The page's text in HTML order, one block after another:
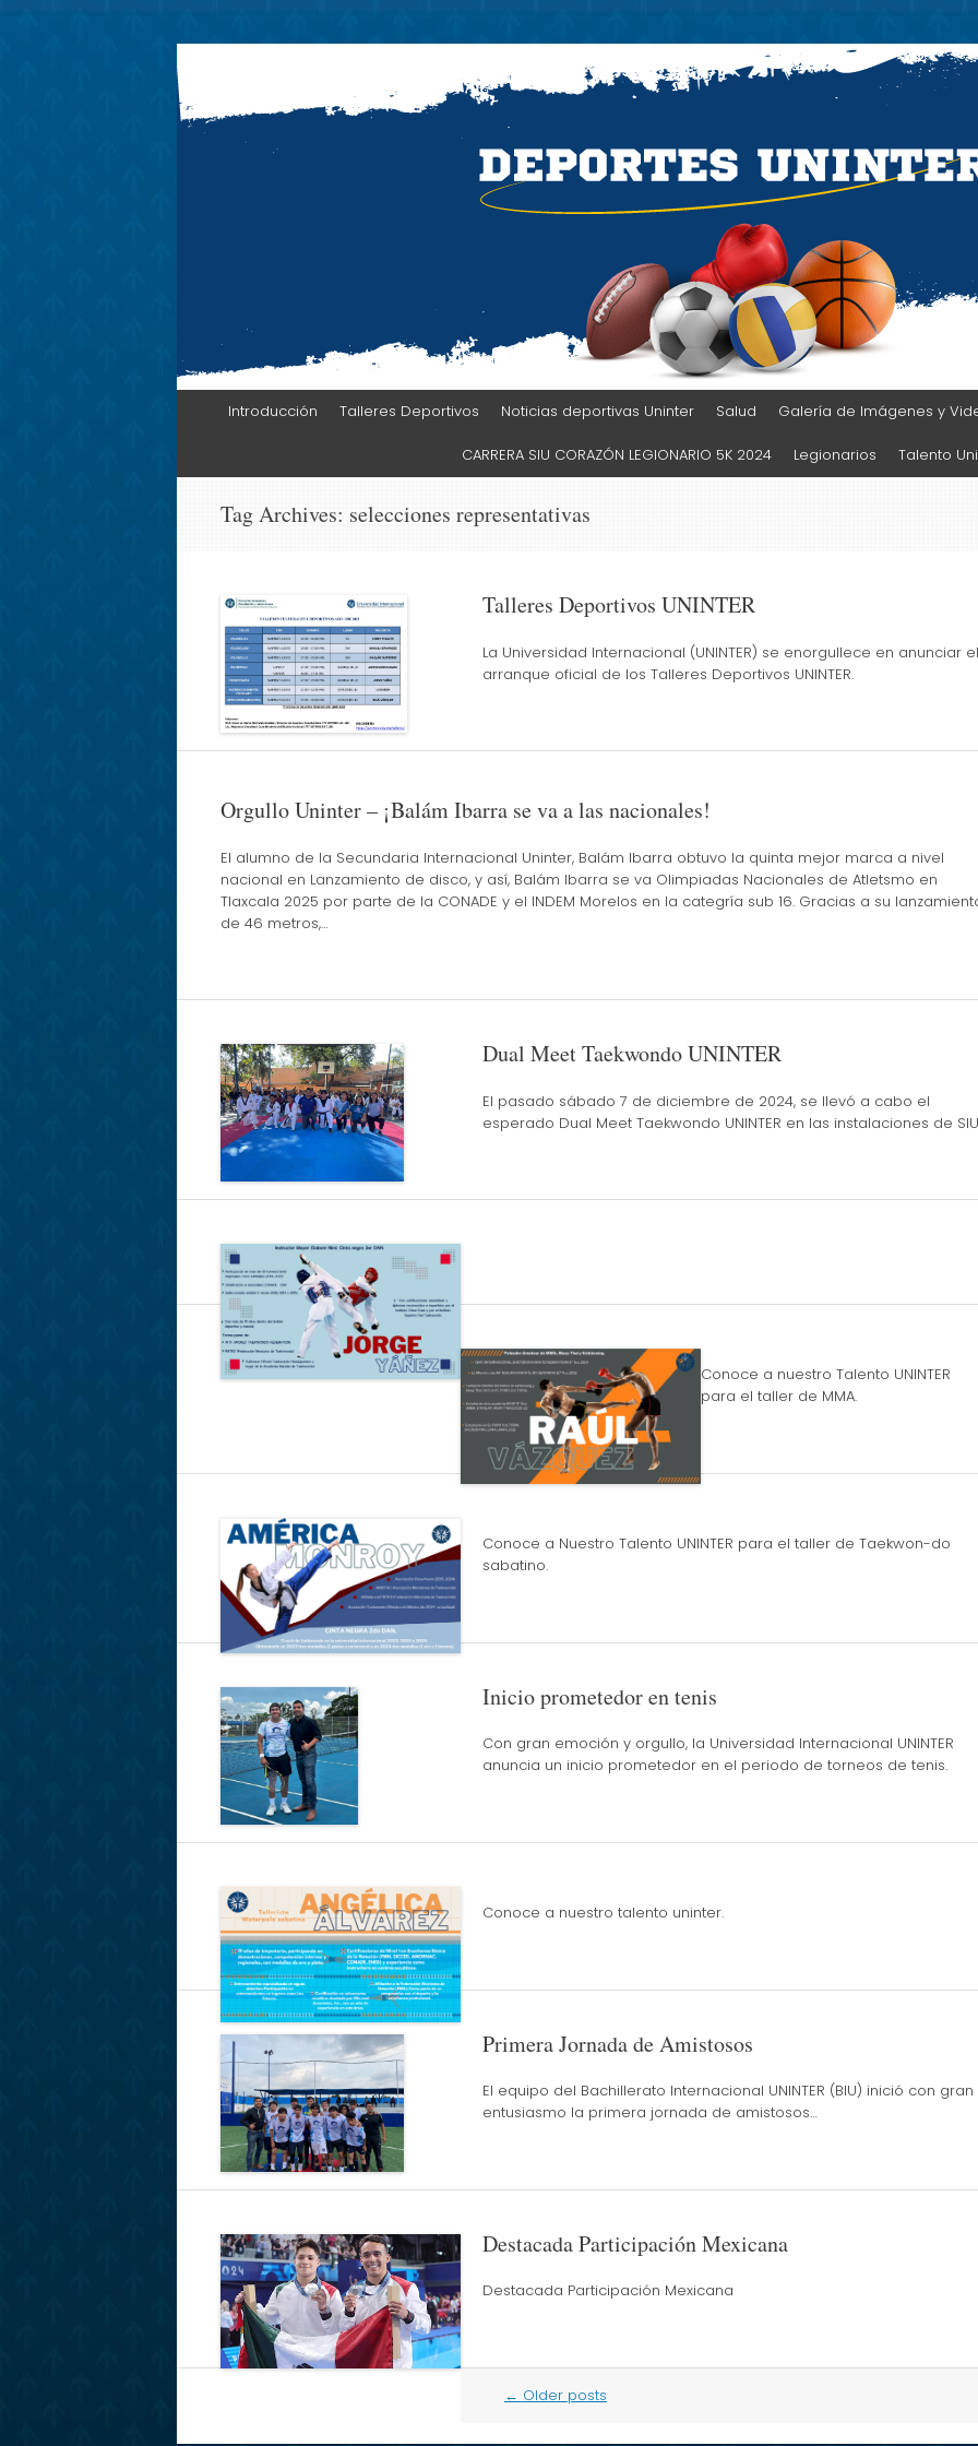
Deportes UNINTER
Introducción Talleres Deportivos Noticias deportivas Uninter Salud Galería de Imágenes y
CARRERA SIU CORAZÓN LEGIONARIO 5K 2024 Legionarios Talento
Tag Archives: selecciones representativas
Talleres Deportivos UNINTER
La Universidad Internacional (UNINTER) se enorgullece en anunciar el
arranque oficial de los Talleres Deportivos UNINTER.
Orgullo Uninter – ¡Balám Ibarra se va a las nacionales!
El alumno de la Secundaria Internacional Uninter, Balám Ibarra obtuvo la quinta mejor marca a nivel
nacional en Lanzamiento de disco, y así, Balám Ibarra se va Olimpiadas Nacionales de Atletsmo en
Tlaxcala 2025 por parte de la CONADE y el INDEM Morelos en la categría sub 16. Gracias a su
de 46 metros,…
Dual Meet Taekwondo UNINTER
El pasado sábado 7 de diciembre de 2024, se llevó a cabo el
esperado Dual Meet Taekwondo UNINTER en las instalaciones de
Conoce a nuestro Talento UNINTER
para el taller de MMA.
Conoce a Nuestro Talento UNINTER para el taller de Taekwon-do
sabatino.
Inicio prometedor en tenis
Con gran emoción y orgullo, la Universidad Internacional UNINTER
anuncia un inicio prometedor en el periodo de torneos de tenis.
Conoce a nuestro talento uninter.
Primera Jornada de Amistosos
El equipo del Bachillerato Internacional UNINTER (BIU) inició con gran
entusiasmo la primera jornada de amistosos…
Destacada Participación Mexicana
Destacada Participación Mexicana
Post
← Older posts